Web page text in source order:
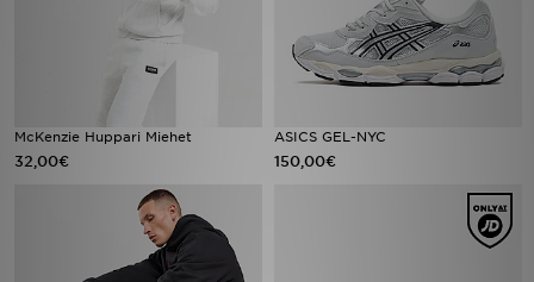
McKenzie Huppari Miehet
32,00€
ASICS GEL-NYC
150,00€